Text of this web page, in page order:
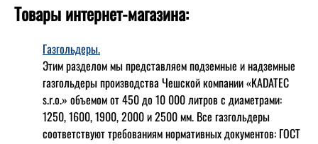
Товары интернет-магазина:
Газгольдеры.
Этим разделом мы представляем подземные и надземные
газгольдеры производства Чешской компании «KADATEC
s.r.o.» объемом от 450 до 10 000 литров с диаметрами:
1250, 1600, 1900, 2000 и 2500 мм. Все газгольдеры
соответствуют требованиям нормативных документов: ГОСТ